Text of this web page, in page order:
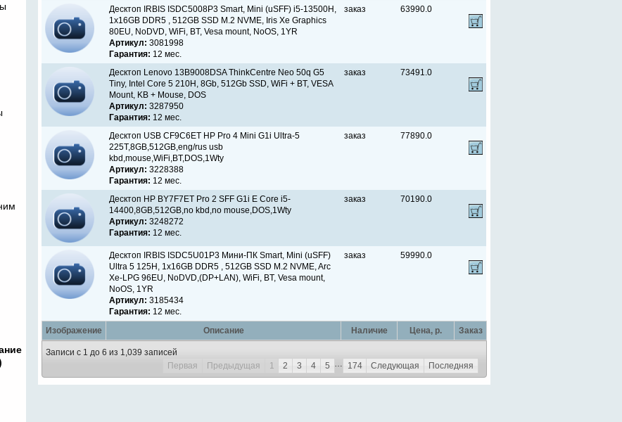
Изображение Описание Наличие Цена, p. Заказ
Десктоп IRBIS ISDC5008P3 Smart, Mini (uSFF) i5-13500H,
1x16GB DDR5 , 512GB SSD M.2 NVME, Iris Xe Graphics
80EU, NoDVD, WiFi, BT, Vesa mount, NoOS, 1YR
Артикул: 3081998
Гарантия: 12 мес.
заказ 63990.0
Десктоп Lenovo 13B9008DSA ThinkCentre Neo 50q G5
Tiny, Intel Core 5 210H, 8Gb, 512Gb SSD, WiFi + BT, VESA
Mount, KB + Mouse, DOS
Артикул: 3287950
Гарантия: 12 мес.
заказ 73491.0
Десктоп USB CF9C6ET HP Pro 4 Mini G1i Ultra-5
225T,8GB,512GB,eng/rus usb
kbd,mouse,WiFi,BT,DOS,1Wty
Артикул: 3228388
Гарантия: 12 мес.
заказ 77890.0
Десктоп HP BY7F7ET Pro 2 SFF G1i E Core i5-
14400,8GB,512GB,no kbd,no mouse,DOS,1Wty
Артикул: 3248272
Гарантия: 12 мес.
заказ 70190.0
Десктоп IRBIS ISDC5U01P3 Мини-ПК Smart, Mini (uSFF)
Ultra 5 125H, 1x16GB DDR5 , 512GB SSD M.2 NVME, Arc
Xe-LPG 96EU, NoDVD,(DP+LAN), WiFi, BT, Vesa mount,
NoOS, 1YR
Артикул: 3185434
Гарантия: 12 мес.
заказ 59990.0
Записи с 1 до 6 из 1,039 записей
Первая
Предыдущая 1 2 3 4 5 … 174 Следующая Последняя